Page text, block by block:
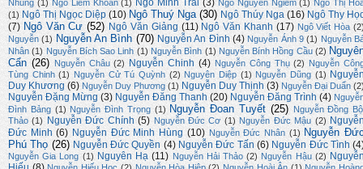
Nhung (1) Ngô Liêm Khoan (1) Ngô Minh Trãi (3) Ngô Nguyên Ngiễm (1) Ngô Thị
(1) Ngô Thị Ngọc Diệp (10) Ngô Thuý Nga (30) Ngô Thúy Nga (16) Ngô Thy
(7) Ngô Văn Cư (52) Ngô Văn Giảng (11) Ngô Văn Khanh (17) Ngô Viết Hòa
Nguyễn (1) Nguyễn An Bình (70) Nguyễn An Đình (4) Nguyễn Ánh 9 (1) Nguyễn
Nhân (1) Nguyễn Bích Sao Linh (1) Nguyễn Bình (1) Nguyễn Bính Hồng Cầu (2)
Cẩn (26) Nguyễn Châu (2) Nguyễn Chinh (4) Nguyễn Công Thụ (2) Nguyễn
Tùng Chinh (1) Nguyễn Cử Tú Quỳnh (2) Nguyên Diệp (1) Nguyễn Dũng (1)
Duy Khương (6) Nguyễn Duy Phương (1) Nguyễn Duy Thịnh (3) Nguyễn Đại Duẩn
Nguyễn Đặng Mừng (3) Nguyễn Đăng Thanh (20) Nguyễn Đăng Trình (4)
Đình Bảng (1) Nguyễn Đình Trọng (1) Nguyễn Đoan Tuyết (25)
Nguyễn Đồng
Thảo (1) Nguyễn Đức Chính (5) Nguyễn Đức Cơ (1) Nguyễn Đức Mậu (2)
Đức Minh (6) Nguyễn Đức Minh Hùng (10) Nguyễn Đức Nhân (1) Nguyễn
Phú Thọ (26) Nguyễn Đức Quyền (4) Nguyễn Đức Tấn (6) Nguyễn Đức Tình
Nguyễn Gia Long (1) Nguyên Hạ (11) Nguyễn Hải Thảo (2) Nguyễn Hậu (2)